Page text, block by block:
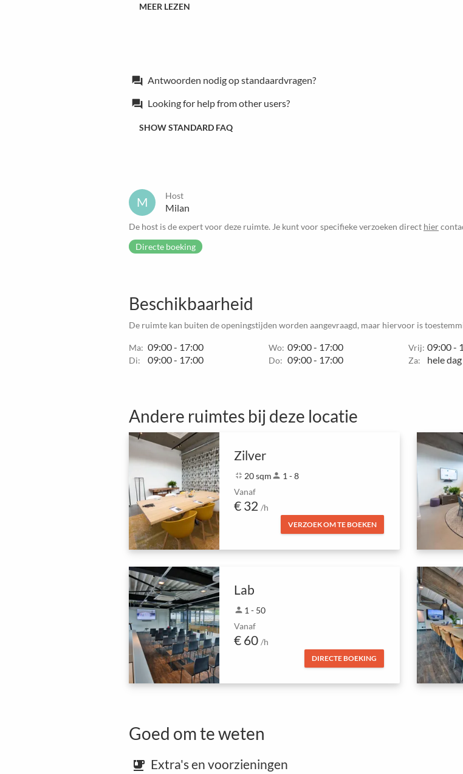
MEER LEZEN
forum Antwoorden nodig op standaardvragen?
forum Looking for help from other users?
SHOW STANDARD FAQ
M Host
Milan
De host is de expert voor deze ruimte. Je kunt voor specifieke verzoeken direct hier
Directe boeking
Beschikbaarheid
De ruimte kan buiten de openingstijden worden aangevraagd, maar hiervoor is
Ma: 09:00 - 17:00
Di: 09:00 - 17:00
Wo: 09:00 - 17:00
Do: 09:00 - 17:00
Vrij: 09:00 -
Za: hele
Andere ruimtes bij deze locatie
Zilver
fullscreen_exit 20 sqmperson 1 - 8
Vanaf
€ 32 /h
VERZOEK OM TE BOEKEN
Lab
person 1 - 50
Vanaf
€ 60 /h
DIRECTE BOEKING
Goed om te weten
emoji_food_beverage Extra's en voorzieningen